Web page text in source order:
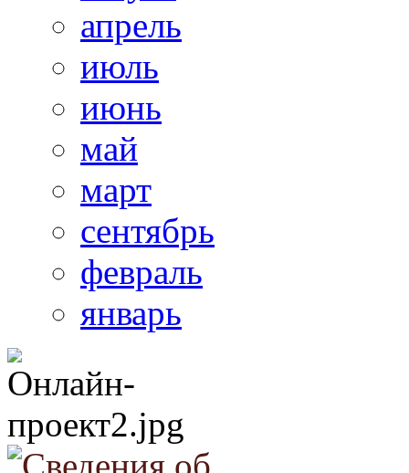
апрель
июль
июнь
май
март
сентябрь
февраль
январь